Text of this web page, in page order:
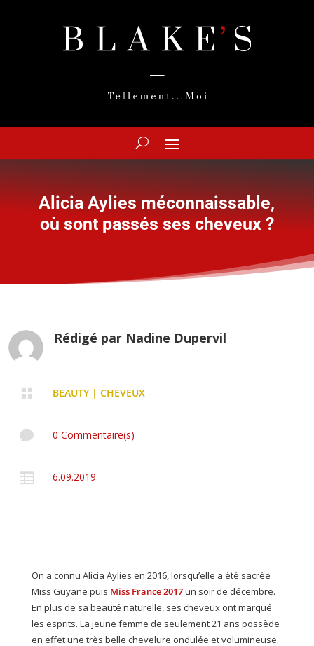
Alicia Aylies méconnaissable,
où sont passés ses cheveux ?
Rédigé par Nadine Dupervil
 BEAUTY| CHEVEUX
 0 Commentaire(s)
 6.09.2019
On a connu Alicia Aylies en 2016, lorsqu’elle a été sacrée
Miss Guyane puis Miss France 2017un soir de décembre.
En plus de sa beauté naturelle, ses cheveux ont marqué
les esprits. La jeune femme de seulement 21 ans possède
en effet une très belle chevelure ondulée et volumineuse.